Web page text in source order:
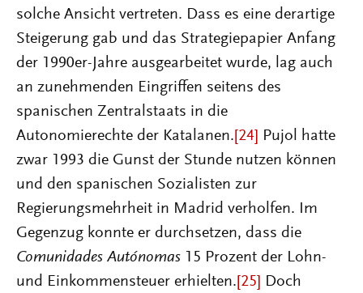
solche Ansicht vertreten. Dass es eine derartige
Steigerung gab und das Strategiepapier Anfang
der 1990er-Jahre ausgearbeitet wurde, lag auch
an zunehmenden Eingriffen seitens des
spanischen Zentralstaats in die
Autonomierechte der Katalanen. [24] Pujol hatte
zwar 1993 die Gunst der Stunde nutzen können
und den spanischen Sozialisten zur
Regierungsmehrheit in Madrid verholfen. Im
Gegenzug konnte er durchsetzen, dass die
Comunidades Autónomas 15 Prozent der Lohn-
und Einkommensteuer erhielten. [25] Doch